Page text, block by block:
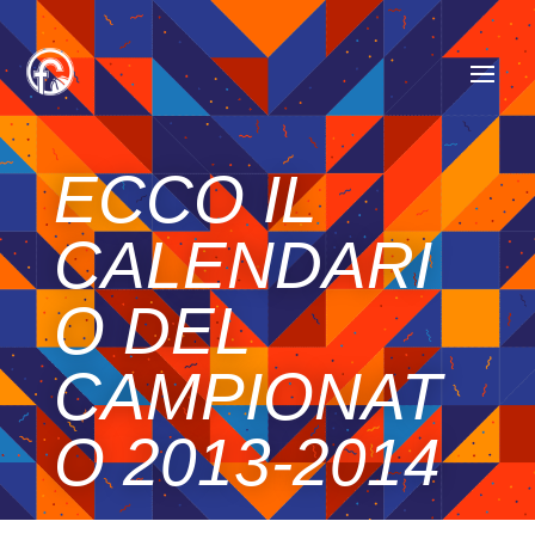
ECCO IL
CALENDARI
O DEL
CAMPIONAT
O 2013-2014